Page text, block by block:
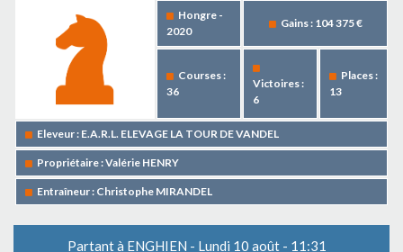
Hongre -
2020
Gains : 104 375 €
Courses :
36
Victoires :
6
Places :
13
Eleveur : E.A.R.L. ELEVAGE LA TOUR DE VANDEL
Propriétaire : Valérie HENRY
Entraîneur : Christophe MIRANDEL
Partant à ENGHIEN - Lundi 10 août - 11:31